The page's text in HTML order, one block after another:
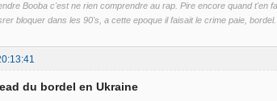
Booba c'est ne rien comprendre au rap. Pire encore quand t'en
bloquer dans les 90's, a cette epoque il faisait le crime paie, bordel.
du bordel en Ukraine